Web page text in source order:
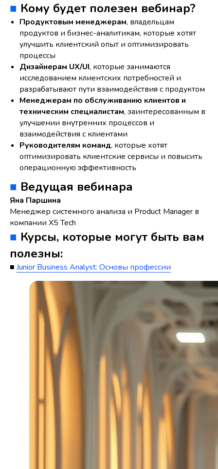
■ Кому будет полезен вебинар?
Продуктовым менеджерам, владельцам
продуктов и бизнес-аналитикам, которые хотят
улучшить клиентский опыт и оптимизировать
процессы
Дизайнерам UX/UI, которые занимаются
исследованием клиентских потребностей и
разрабатывают пути взаимодействия с продуктом
Менеджерам по обслуживанию клиентов и
техническим специалистам, заинтересованным в
улучшении внутренних процессов и
взаимодействия с клиентами
Руководителям команд, которые хотят
оптимизировать клиентские сервисы и повысить
операционную эффективность
■ Ведущая вебинара
Яна Паршина
Менеджер системного анализа и Product Manager в
компании Х5 Tech
■ Курсы, которые могут быть вам
полезны:
■ Junior Business Analyst: Основы профессии